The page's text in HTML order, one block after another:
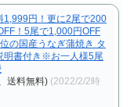
1,999円！更に2尾で200
！5尾で1,000円OFF
の国産うなぎ蒲焼き タ
明書付き※お一人様5尾
送料無料) (2022/2/2時